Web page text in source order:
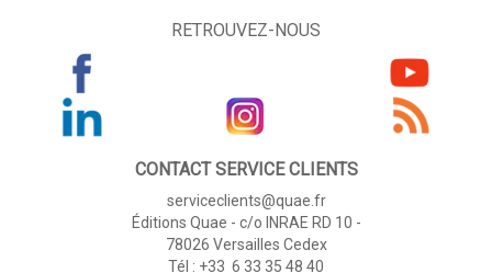
RETROUVEZ-NOUS
CONTACT SERVICE CLIENTS
serviceclients@quae.fr
Éditions Quae - c/o INRAE RD 10 -
78026 Versailles Cedex
Tél : +33 6 33 35 48 40